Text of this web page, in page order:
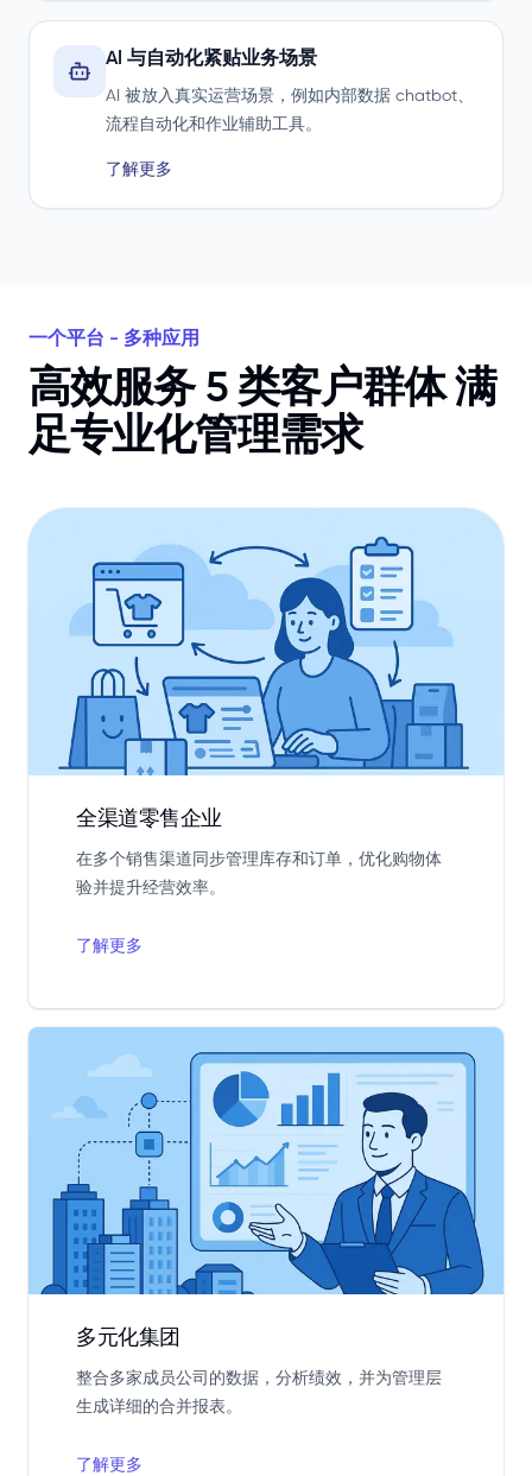
AI 与自动化紧贴业务场景
AI 被放入真实运营场景，例如内部数据 chatbot、
流程自动化和作业辅助工具。
了解更多
一个平台 - 多种应用
高效服务 5 类客户群体 满
足专业化管理需求
全渠道零售企业
在多个销售渠道同步管理库存和订单，优化购物体
验并提升经营效率。
了解更多
多元化集团
整合多家成员公司的数据，分析绩效，并为管理层
生成详细的合并报表。
了解更多